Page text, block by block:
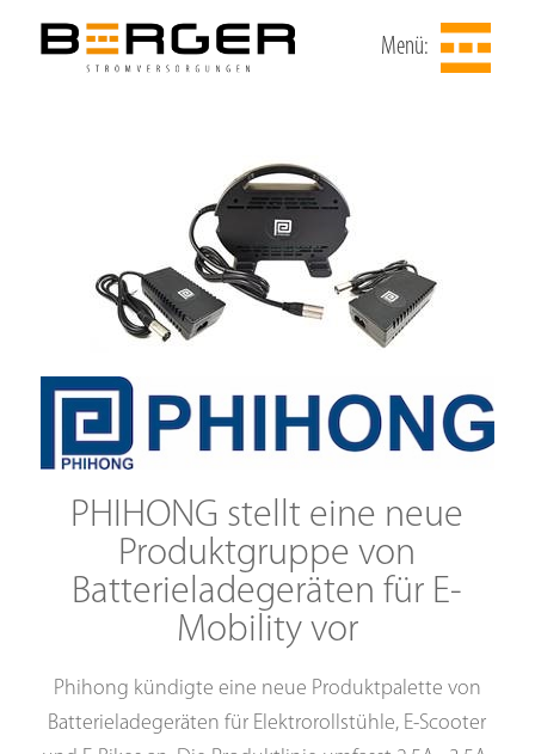
Menü:
PHIHONG stellt eine neue
Produktgruppe von
Batterieladegeräten für E-
Mobility vor
Phihong kündigte eine neue Produktpalette von
Batterieladegeräten für Elektrorollstühle, E-Scooter